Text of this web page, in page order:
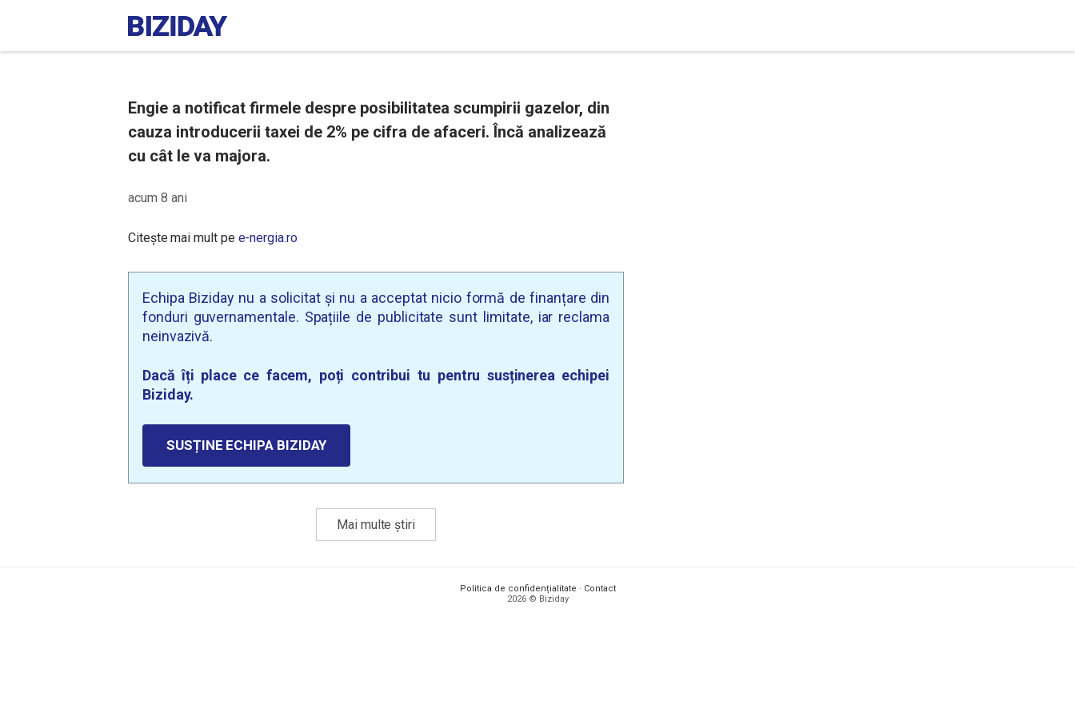
Engie a notificat firmele despre posibilitatea scumpirii gazelor, din
cauza introducerii taxei de 2% pe cifra de afaceri. Încă analizează
cu cât le va majora.
acum 8 ani
Citește mai mult pe e-nergia.ro
Echipa Biziday nu a solicitat și nu a acceptat nicio formă de finanțare din
fonduri guvernamentale. Spațiile de publicitate sunt limitate, iar reclama
neinvazivă.
Dacă îți place ce facem, poți contribui tu pentru susținerea echipei
Biziday.
SUSȚINE ECHIPA BIZIDAY
Mai multe știri
Politica de confidențialitate · Contact
2026 © Biziday